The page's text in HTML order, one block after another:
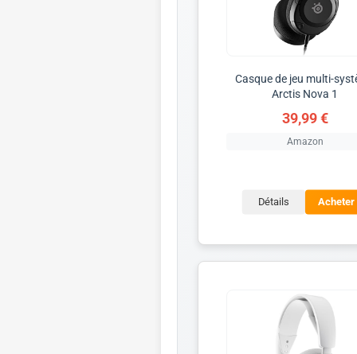
Casque de jeu multi-
Arctis Nova 1
39,99 €
Amazon
Détails Acheter